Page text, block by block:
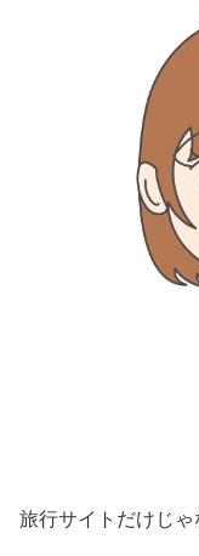
旅行サイトだけじゃ